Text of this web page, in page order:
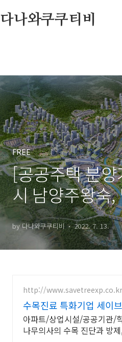
다나와쿠쿠티비
FREE
[공공주택 분
시 남양주왕숙
지구, 고양창
신도시 평택
지구
by 다나와쿠쿠티비 2022. 7. 13.
http://www.savetreexp.co.kr
수목진료 특화기업 세이
아파트/상업시설/공공기관/
나무의사의 수목 진단과 방